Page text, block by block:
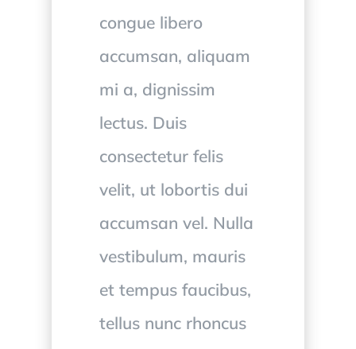
congue libero
accumsan, aliquam
mi a, dignissim
lectus. Duis
consectetur felis
velit, ut lobortis dui
accumsan vel. Nulla
vestibulum, mauris
et tempus faucibus,
tellus nunc rhoncus